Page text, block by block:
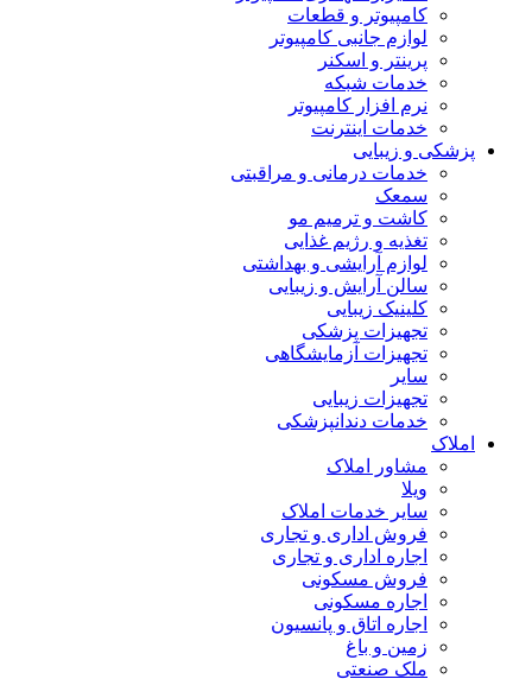
کامپیوتر و قطعات
لوازم جانبی کامپیوتر
پرینتر و اسکنر
خدمات شبکه
نرم افزار کامپیوتر
خدمات اینترنت
پزشکی و زیبایی
خدمات درمانی و مراقبتی
سمعک
کاشت و ترمیم مو
تغذیه و رژیم غذایی
لوازم آرایشی و بهداشتی
سالن آرایش و زیبایی
کلینیک زیبایی
تجهیزات پزشکی
تجهیزات آزمایشگاهی
سایر
تجهیزات زیبایی
خدمات دندانپزشکی
املاک
مشاور املاک
ویلا
سایر خدمات املاک
فروش اداری و تجاری
اجاره اداری و تجاری
فروش مسکونی
اجاره مسکونی
اجاره اتاق و پانسیون
زمین و باغ
ملک صنعتی